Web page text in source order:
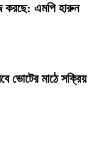
করছে: এমপি হারুন
ভোটের মাঠে সক্রিয়